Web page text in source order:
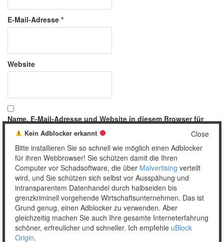
E-Mail-Adresse *
Website
Name, E-Mail-Adresse und Website in diesem Browser für
meinen nächsten Kommentar speichern.
Copyright © 2026 Unser täglich Spam.
MobileWordPress Theme by themehall.com
Close
Kein Adblocker erkannt
Bitte installieren Sie so schnell wie möglich einen Adblocker
für ihren Webbrowser! Sie schützen damit die Ihren
Computer vor Schadsoftware, die über Malvertising verteilt
wird, und Sie schützen sich selbst vor Ausspähung und
intransparentem Datenhandel durch halbseiden bis
grenzkriminell vorgehende Wirtschaftsunternehmen. Das ist
Grund genug, einen Adblocker zu verwenden. Aber
gleichzeitig machen Sie auch Ihre gesamte Interneterfahrung
schöner, erfreulicher und schneller. Ich empfehle uBlock
Origin.